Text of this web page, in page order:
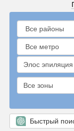
Элос эпиляция
Все зоны
Быстрый